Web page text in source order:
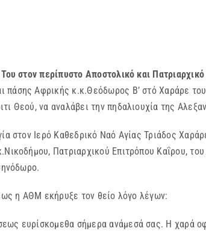
στον περίπυστο Αποστολικό και
Αφρικής κ.κ.Θεόδωρος Β’ στό Χαράρε
Θεού, να αναλάβει την πηδαλιουχία της
Ιερό Καθεδρικό Ναό Αγίας Τριάδος
Πατριαρχικού Επιτρόπου Καΐρου,
η ΑΘΜ εκήρυξε τον θείο λόγο λέγων:
ευρίσκομεθα σήμερα ανάμεσά σας. Η χαρά